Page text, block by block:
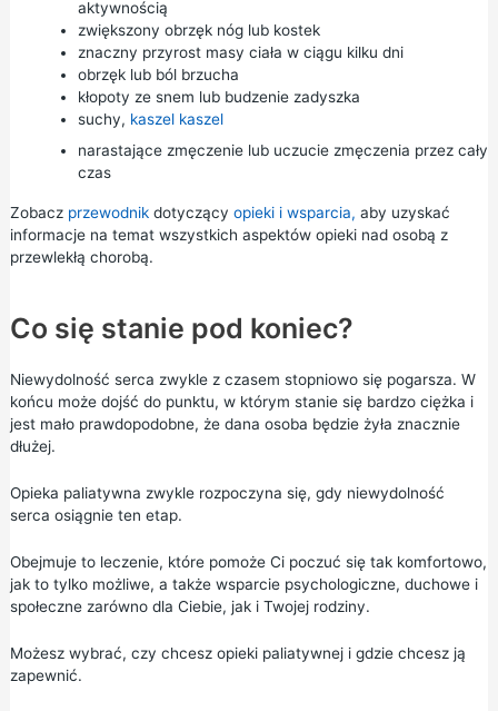
aktywnością
zwiększony obrzęk nóg lub kostek
znaczny przyrost masy ciała w ciągu kilku dni
obrzęk lub ból brzucha
kłopoty ze snem lub budzenie zadyszka
suchy, kaszel kaszel
narastające zmęczenie lub uczucie zmęczenia przez cały
czas
Zobacz przewodnikdotyczący opieki i wsparcia, aby uzyskać
informacje na temat wszystkich aspektów opieki nad osobą z
przewlekłą chorobą.
Co się stanie pod koniec?
Niewydolność serca zwykle z czasem stopniowo się pogarsza. W
końcu może dojść do punktu, w którym stanie się bardzo ciężka i
jest mało prawdopodobne, że dana osoba będzie żyła znacznie
dłużej.
Opieka paliatywna zwykle rozpoczyna się, gdy niewydolność
serca osiągnie ten etap.
Obejmuje to leczenie, które pomoże Ci poczuć się tak komfortowo,
jak to tylko możliwe, a także wsparcie psychologiczne, duchowe i
społeczne zarówno dla Ciebie, jak i Twojej rodziny.
Możesz wybrać, czy chcesz opieki paliatywnej i gdzie chcesz ją
zapewnić.